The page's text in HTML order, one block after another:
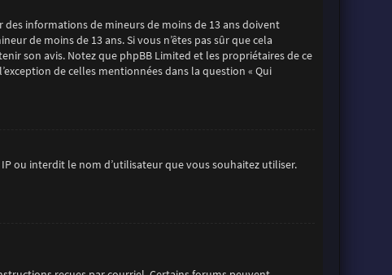
informations de mineurs de moins de 13 ans doivent
de moins de 13 ans. Si vous n’êtes pas sûr que cela
son avis. Notez que phpBB Limited et les propriétaires de ce
de celles mentionnées dans la question « Qui
ou interdit le nom d’utilisateur que vous souhaitez utiliser.